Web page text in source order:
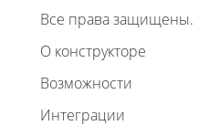
Все права защищены.
О конструкторе
Возможности
Интеграции